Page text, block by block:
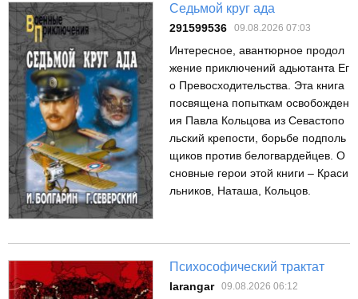
Седьмой круг ада
291599536 09.08.2026 07:03
Интересное, авантюрное продол
жение приключений адьютанта Ег
о Превосходительства. Эта книга
посвящена попыткам освобожден
ия Павла Кольцова из Севастопо
льский крепости, борьбе подполь
щиков против белогвардейцев. О
сновные герои этой книги – Краси
льников, Наташа, Кольцов.
Психософический трактат
larangar 09.08.2026 06:12